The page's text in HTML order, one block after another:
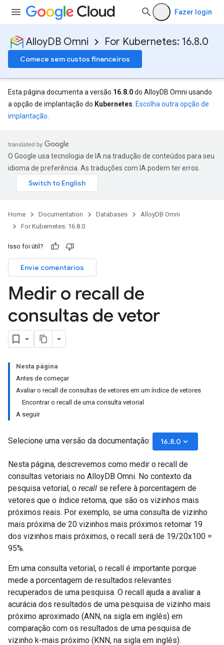
Fazer login
AlloyDB Omni For Kubernetes: 16.8.0
Comece sem custos financeiros
Esta página documenta a versão 16.8.0do AlloyDB Omni usando
a opção de implantação do Kubernetes Escolha outra opção de
implantação
O Google usa tecnologia de IA na tradução de conteúdos para seu
idioma de preferência. As traduções com IA podem ter erros.
Home Documentation Databases
AlloyDB Omni
For Kubernetes: 16.8.0
Isso foi útil?
Envie comentários
Medir o recall de
consultas de vetor
Nesta página
Antes de começar
Avaliar o recall de consultas de vetores em um índice de vetores
Encontrar o recall de uma consulta vetorial
A seguir
Selecione uma versão da documentação: 16.8.0 keyboard_arrow_down
Nesta página, descrevemos como medir o recall de
consultas vetoriais no AlloyDB Omni. No contexto da
pesquisa vetorial, o recall se refere à porcentagem de
vetores que o índice retorna, que são os vizinhos mais
próximos reais. Por exemplo, se uma consulta de vizinho
mais próxima de 20 vizinhos mais próximos retornar 19
dos vizinhos mais próximos, o recall será de 19/20x100 =
95%.
Em uma consulta vetorial, o recall é importante porque
mede a porcentagem de resultados relevantes
recuperados de uma pesquisa. O recall ajuda a avaliar a
acurácia dos resultados de uma pesquisa de vizinho mais
próximo aproximado (ANN, na sigla em inglês) em
comparação com os resultados de uma pesquisa de
vizinho k-mais próximo (KNN, na sigla em inglês).